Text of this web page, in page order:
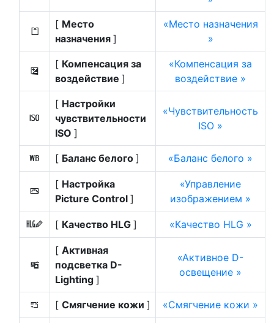
N
[ Место
назначения ]
Место назначения
E
[ Компенсация за
воздействие ]
Компенсация за
воздействие
9
[ Настройки
чувствительности
ISO ]
Чувствительность
ISO
m [ Баланс белого ] Баланс белого
h
[ Настройка
Picture Control ]
Управление
изображением
6 [ Качество HLG ] Качество HLG
y
[ Активная
подсветка D-
Lighting ]
Активное D-
освещение
h [ Смягчение кожи ] Смягчение кожи